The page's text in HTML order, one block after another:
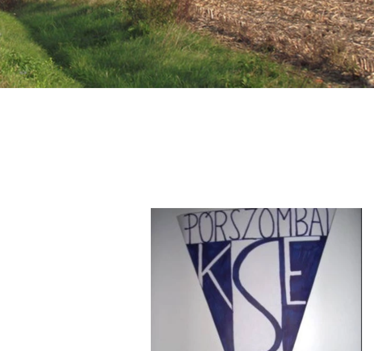
Településképi
Rendelet
Módosítás
Választások
Esélyegyenlőségi
Program
Egészségügy
Óvoda